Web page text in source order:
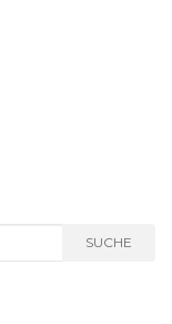
SUCHE